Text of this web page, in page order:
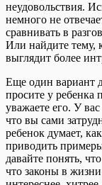
неудовольствия.
немного не
сравнивать в
Или найдите тему,
выглядит более
Еще один вариант
просите у
уважаете его. У
что вы сами
ребенок думает,
приводить
давайте понять,
что законы в